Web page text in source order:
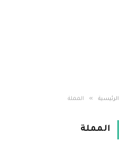
الرئيسية » المملة
المملة